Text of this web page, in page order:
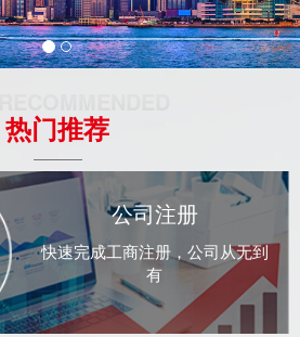
热门推荐
公司注册
快速完成工商注册，公司从无到
有